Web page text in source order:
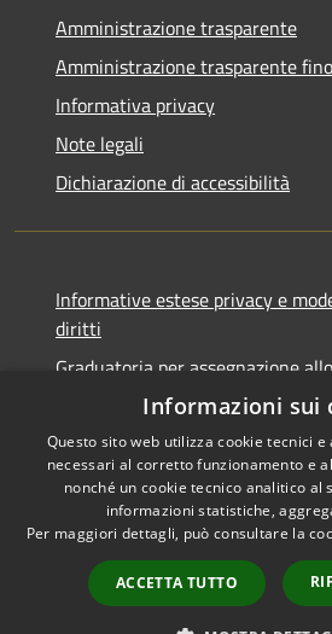
Amministrazione trasparente
Amministrazione trasparente
Informativa privacy
Note legali
Dichiarazione di accessibilità
Informative estese privacy e
diritti
Graduatoria per assegnazione
Accessibilità
Informazioni sui
Questo sito web utilizza cookie tecnici
necessari al corretto funzionamento e
nonché un cookie tecnico analitico al
informazioni statistiche,
Per maggiori dettagli, può consultare la
ACCETTA TUTTO